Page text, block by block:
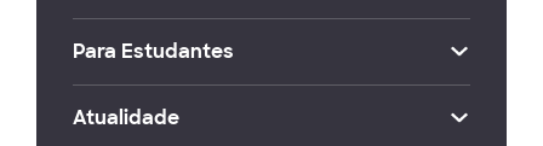
Para Estudantes
Atualidade